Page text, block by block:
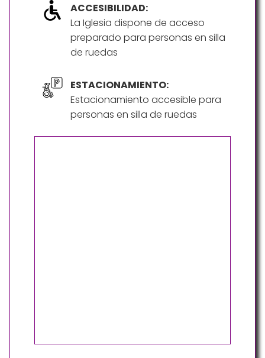
ACCESIBILIDAD:
La Iglesia dispone de acceso
preparado para personas en silla
de ruedas
ESTACIONAMIENTO:
Estacionamiento accesible para
personas en silla de ruedas